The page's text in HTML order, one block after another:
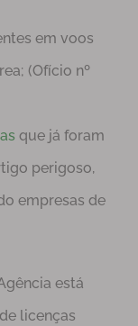
em voos
(Ofício nº
que já foram
perigoso,
empresas de
está
licenças